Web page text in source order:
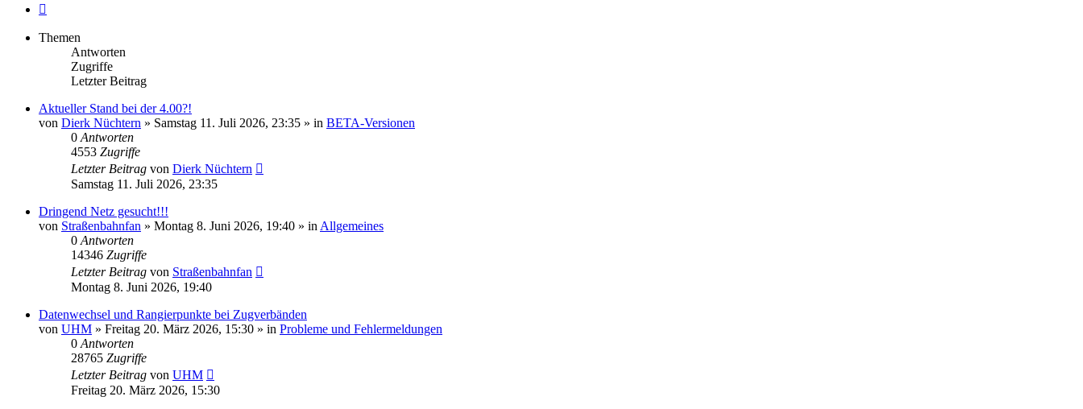
Themen
Antworten
Zugriffe
Letzter Beitrag
Aktueller Stand bei der 4.00?!
von Dierk Nüchtern » Samstag 11. Juli 2026, 23:35 » in BETA-Versionen
0 Antworten
4553 Zugriffe
Letzter Beitrag von Dierk Nüchtern
Samstag 11. Juli 2026, 23:35
Dringend Netz gesucht!!!
von Straßenbahnfan » Montag 8. Juni 2026, 19:40 » in Allgemeines
0 Antworten
14346 Zugriffe
Letzter Beitrag von Straßenbahnfan
Montag 8. Juni 2026, 19:40
Datenwechsel und Rangierpunkte bei Zugverbänden
von UHM » Freitag 20. März 2026, 15:30 » in Probleme und Fehlermeldungen
0 Antworten
28765 Zugriffe
Letzter Beitrag von UHM
Freitag 20. März 2026, 15:30